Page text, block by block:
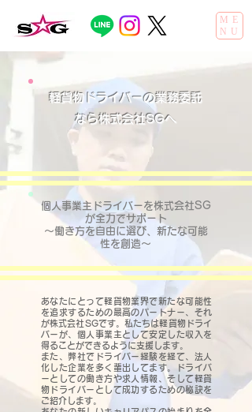
ME
NU
軽貨物ドライバーの業務委託
なら株式会社SGへ
個人事業主ドライバーを株式会社SG
が全力でサポート
～働き方を自由に選び、新たな可能
性を創造～
あなたにとって軽貨物業界で新たな可能性
を追求するための最高のパートナー、それ
が株式会社SGです。私たちは軽貨物ドライ
バーが、個人事業主として安定した収入を
得ることができるように支援します。
また、弊社でドライバー経験を経て、法人
化した企業を多く輩出してます。ドライバ
ーとしての働き方や求人情報、そして軽貨
物ドライバーとして成功するための秘訣を
ご紹介します。